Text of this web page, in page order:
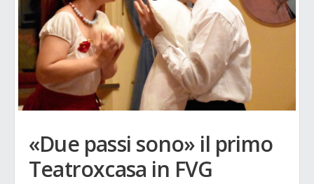
«Due passi sono» il primo
Teatroxcasa in FVG